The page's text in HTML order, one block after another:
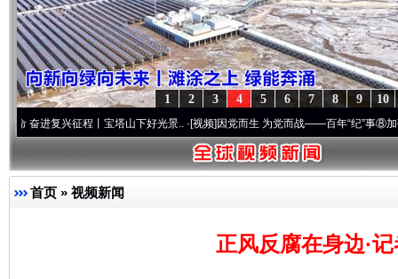
10
9
8
7
6
5
4
3
2
1
征程丨宝塔山下好光景..·[视频]因党而生 为党而战——百年“纪”事⑧加强纪律..·[视
首页 » 视频新闻
正风反腐在身边·